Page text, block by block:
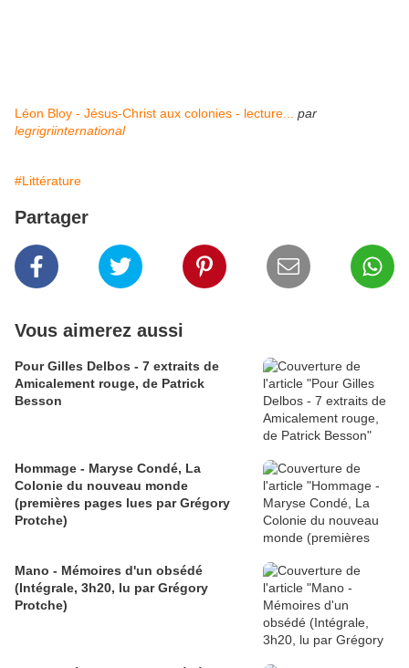
Léon Bloy - Jésus-Christ aux colonies - lecture...
par
legrigriinternational
#Littérature
Partager
Vous aimerez aussi
Pour Gilles Delbos - 7 extraits de
Amicalement rouge, de Patrick
Besson
Hommage - Maryse Condé, La
Colonie du nouveau monde
(premières pages lues par Grégory
Protche)
Mano - Mémoires d'un obsédé
(Intégrale, 3h20, lu par Grégory
Protche)